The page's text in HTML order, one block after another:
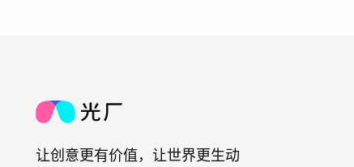
让创意更有价值，让世界更生动